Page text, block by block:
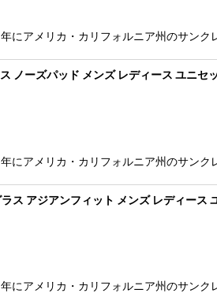
にアメリカ・カリフォルニア州のサン
ノーズパッド メンズ レディース ユニセ
にアメリカ・カリフォルニア州のサン
アジアンフィット メンズ レディース
にアメリカ・カリフォルニア州のサン